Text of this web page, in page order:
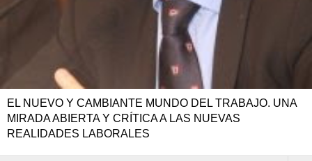
EL NUEVO Y CAMBIANTE MUNDO DEL TRABAJO. UNA
MIRADA ABIERTA Y CRÍTICA A LAS NUEVAS
REALIDADES LABORALES